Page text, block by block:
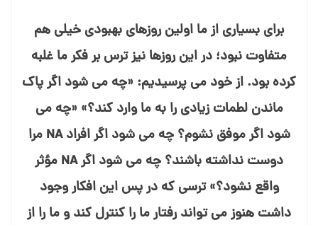
برای بسیاری از ما اولین روزهای بهبودی خیلی هم
متفاوت نبود؛ در این روزها نیز ترس بر فکر ما غلبه
کرده بود. از خود می⁯ پرسیدیم: «چه می⁯ شود اگر پاک
ماندن لطمات زیادی را به ما وارد کند؟» «چه می⁯
شود اگر موفق نشوم؟ چه می⁯ شود اگر افراد NA مرا
دوست نداشته باشند؟ چه می⁯ شود اگر NA مؤثر
واقع نشود؟» ترسی که در پس این افکار وجود
داشت هنوز می⁯ تواند رفتار ما را کنترل کند و ما را از